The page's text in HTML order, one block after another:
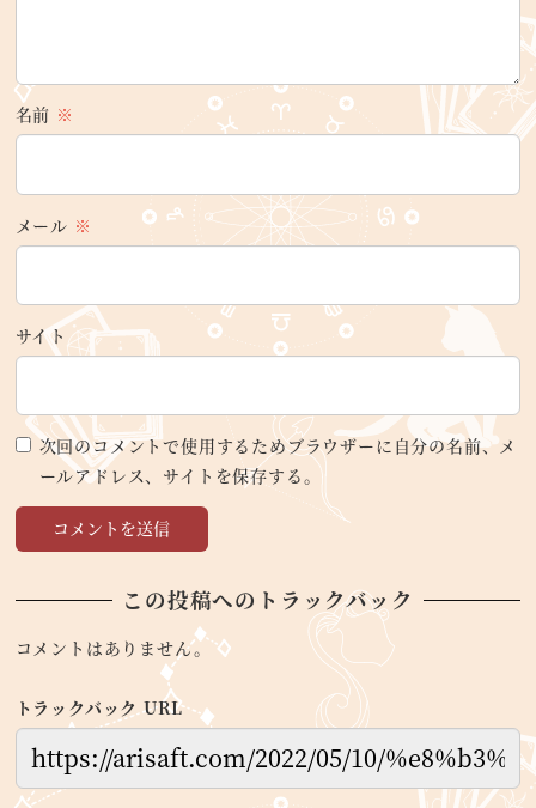
名前 ※
メール ※
サイト
次回のコメントで使用するためブラウザーに自分の名前、メ
ールアドレス、サイトを保存する。
この投稿へのトラックバック
コメントはありません。
トラックバック URL